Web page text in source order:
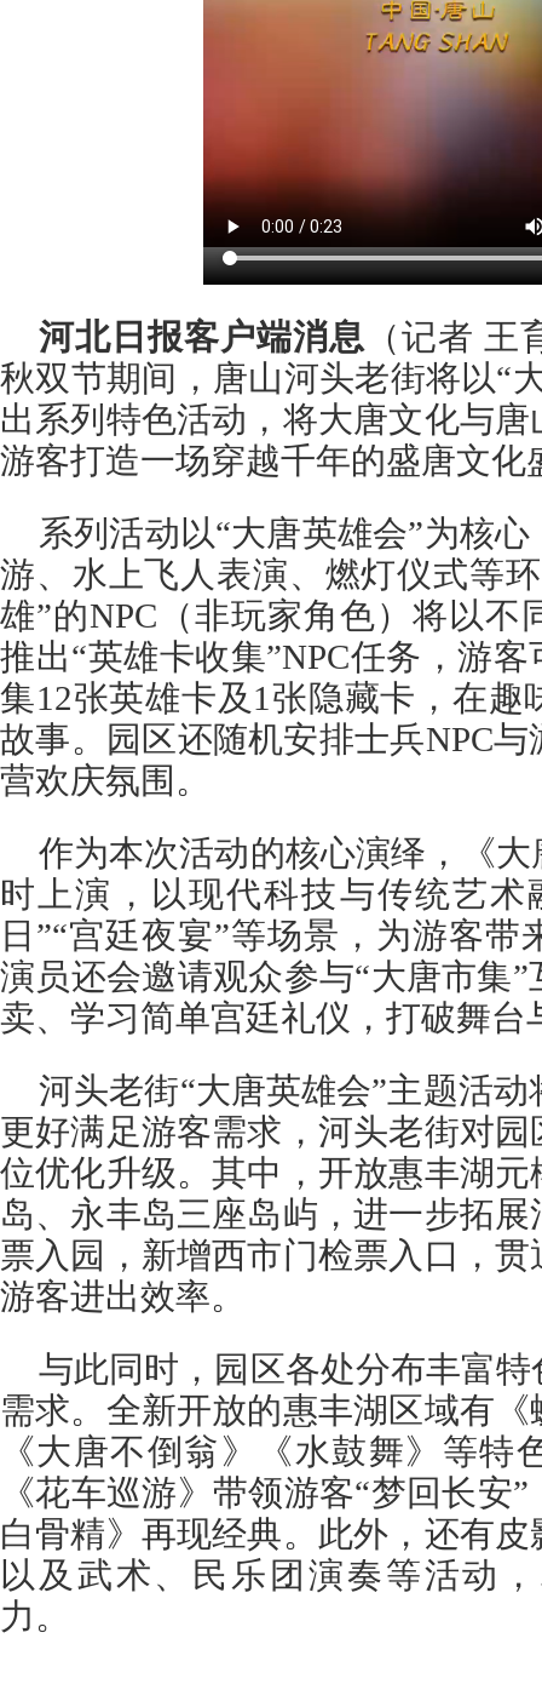
河北日报客户端消息 （记者 王
秋双节期间，唐山河头老街将以“
出系列特色活动，将大唐文化与
游客打造一场穿越千年的盛唐文化
系列活动以“大唐英雄会”为核
游、水上飞人表演、燃灯仪式等
雄”的NPC（非玩家角色）将以不
推出“英雄卡收集”NPC任务，游
集12张英雄卡及1张隐藏卡，在趣
故事。园区还随机安排士兵NPC
营欢庆氛围。
作为本次活动的核心演绎，《
时上演，以现代科技与传统艺术
日”“宫廷夜宴”等场景，为游客
演员还会邀请观众参与“大唐市集
卖、学习简单宫廷礼仪，打破舞台
河头老街“大唐英雄会”主题活
更好满足游客需求，河头老街对
位优化升级。其中，开放惠丰湖
岛、永丰岛三座岛屿，进一步拓
票入园，新增西市门检票入口，
游客进出效率。
与此同时，园区各处分布丰富
需求。全新开放的惠丰湖区域有
《大唐不倒翁》《水鼓舞》等特
《花车巡游》带领游客“梦回长安
白骨精》再现经典。此外，还有
以及武术、民乐团演奏等活动
力。